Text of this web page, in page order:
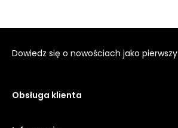
Dowiedz się o nowościach jako pierwszy
Obsługa klienta